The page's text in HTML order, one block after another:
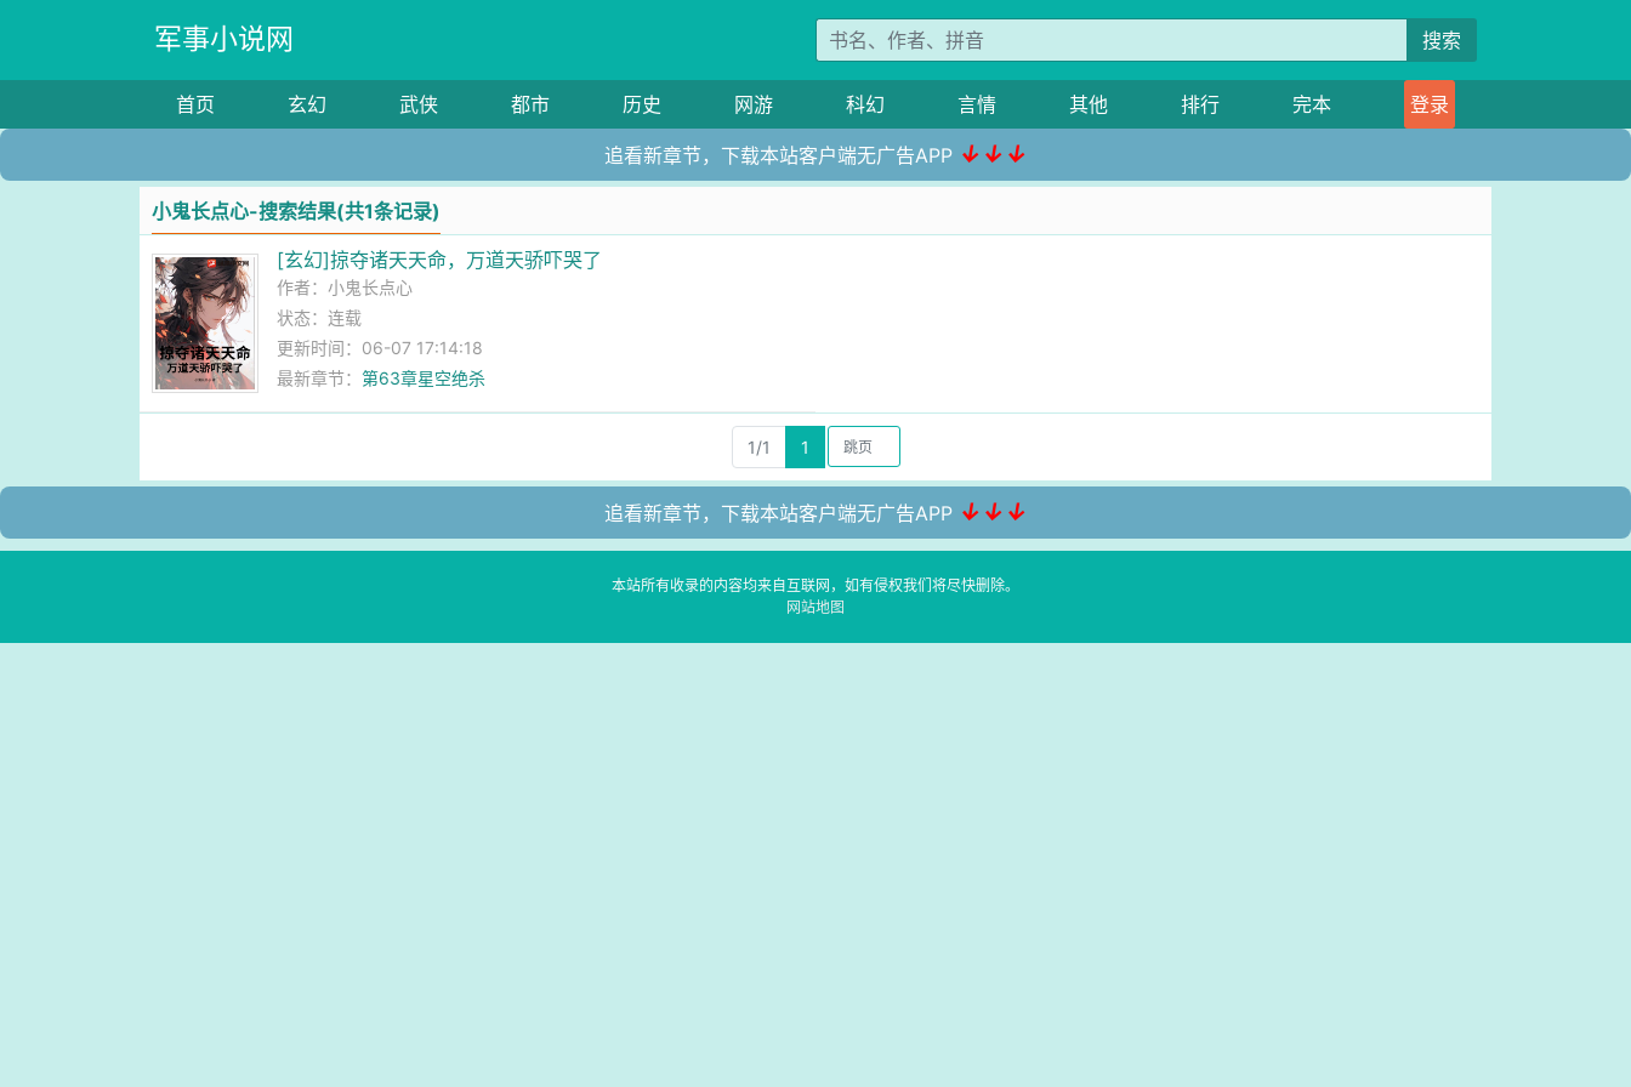
军事小说网 搜索
首页 玄幻 武侠 都市 历史 网游 科幻 言情 其他 排行 完本 登录
追看新章节，下载本站客户端无广告APP ↓↓↓
小鬼长点心-搜索结果(共1条记录)
[玄幻]掠夺诸天天命，万道天骄吓哭了
作者： 小鬼长点心
状态：连载
更新时间：06-07 17:14:18
最新章节：第63章星空绝杀
1/1 1
追看新章节，下载本站客户端无广告APP ↓↓↓
本站所有收录的内容均来自互联网，如有侵权我们将尽快删除。
网站地图